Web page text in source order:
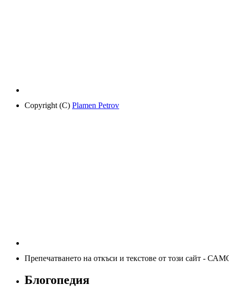
Copyright (C) Plamen Petrov
Препечатването на откъси и текстове от този сайт -
Блогопедия